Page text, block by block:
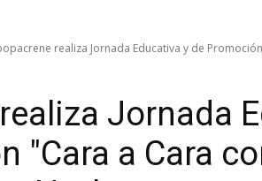
realiza Jornada Educativa y de
Jornada
"Cara a Cara